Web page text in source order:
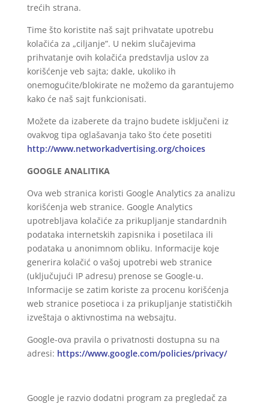
trećih strana.
Time što koristite naš sajt prihvatate upotrebu
kolačića za „ciljanje”. U nekim slučajevima
prihvatanje ovih kolačića predstavlja uslov za
korišćenje veb sajta; dakle, ukoliko ih
onemogućite/blokirate ne možemo da garantujemo
kako će naš sajt funkcionisati.
Možete da izaberete da trajno budete isključeni iz
ovakvog tipa oglašavanja tako što ćete posetiti
http://www.networkadvertising.org/choices
GOOGLE ANALITIKA
Ova web stranica koristi Google Analytics za analizu
korišćenja web stranice. Google Analytics
upotrebljava kolačiće za prikupljanje standardnih
podataka internetskih zapisnika i posetilaca ili
podataka u anonimnom obliku. Informacije koje
generira kolačić o vašoj upotrebi web stranice
(uključujući IP adresu) prenose se Google-u.
Informacije se zatim koriste za procenu korišćenja
web stranice posetioca i za prikupljanje statističkih
izveštaja o aktivnostima na websajtu.
Google-ova pravila o privatnosti dostupna su na
adresi: https://www.google.com/policies/privacy/
Google je razvio dodatni program za pregledač za